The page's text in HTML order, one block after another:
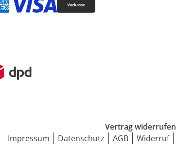
Vertrag widerrufen
Impressum
Datenschutz AGB Widerruf